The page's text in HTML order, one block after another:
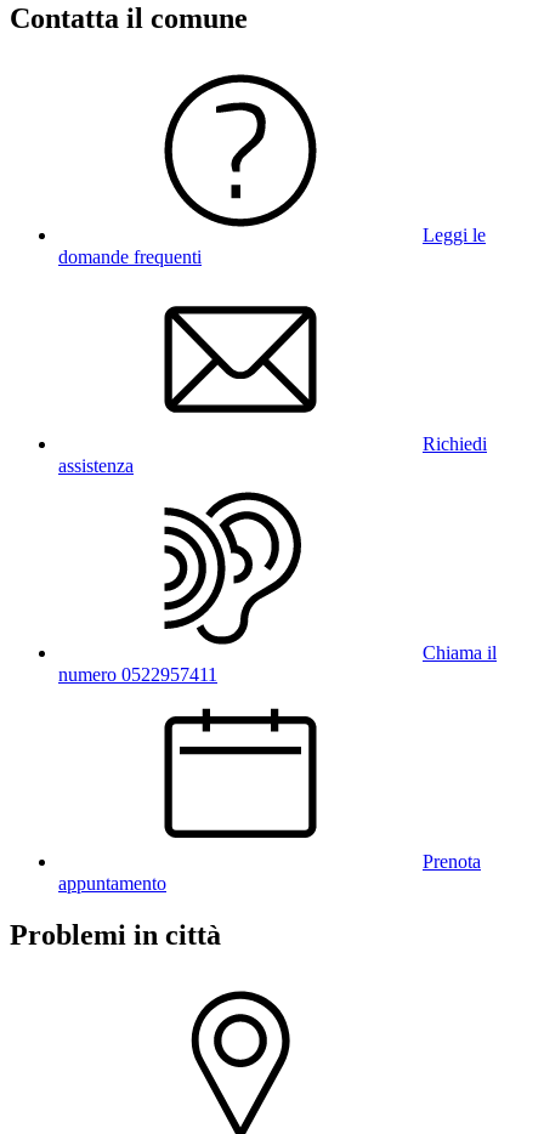
Contatta il comune
Leggi le
domande frequenti
Richiedi
assistenza
Chiama il
numero 0522957411
Prenota
appuntamento
Problemi in città